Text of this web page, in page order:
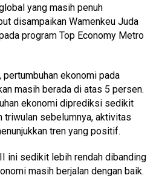
yang masih penuh
disampaikan Wamenkeu Juda
program Top Economy Metro
pertumbuhan ekonomi pada
masih berada di atas 5 persen.
ekonomi diprediksi sedikit
triwulan sebelumnya, aktivitas
tren yang positif.
ini sedikit lebih rendah dibanding
masih berjalan dengan baik.